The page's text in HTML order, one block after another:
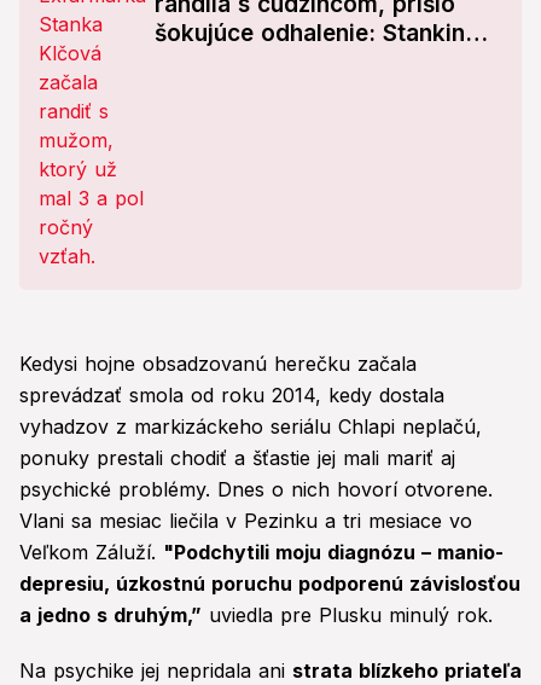
šokujúce odhalenie: Stankin
Kedysi hojne obsadzovanú herečku začala
sprevádzať smola od roku 2014, kedy dostala
vyhadzov z markizáckeho seriálu Chlapi neplačú,
ponuky prestali chodiť a šťastie jej mali mariť aj
psychické problémy. Dnes o nich hovorí otvorene.
Vlani sa mesiac liečila v Pezinku a tri mesiace vo
Veľkom Záluží. "Podchytili moju diagnózu – manio-
depresiu, úzkostnú poruchu podporenú závislosťou
a jedno s druhým,” uviedla pre Plusku minulý rok.
Na psychike jej nepridala ani strata blízkeho priateľa